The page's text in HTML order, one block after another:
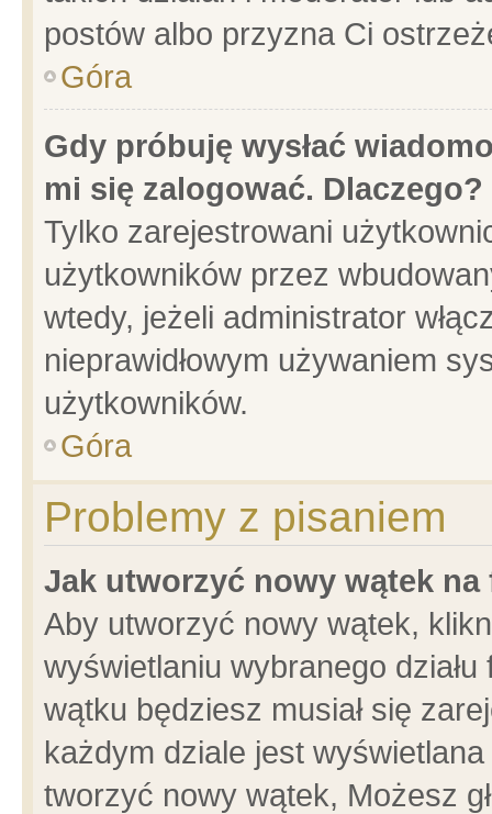
postów albo przyzna Ci
Góra
Gdy próbuję wysłać
mi się zalogować. Dlaczego?
Tylko zarejestrowani
użytkowników przez
wtedy, jeżeli administrator
nieprawidłowym używaniem
użytkowników.
Góra
Problemy z pisaniem
Jak utworzyć nowy wątek na
Aby utworzyć nowy wątek,
wyświetlaniu wybranego
wątku będziesz musiał się
każdym dziale jest
tworzyć nowy wątek, Możesz